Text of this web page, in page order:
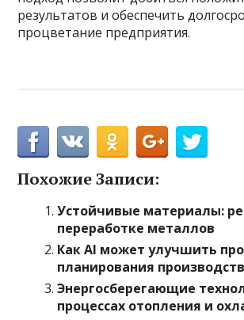
результатов и обеспечить
процветание предприятия.
Похожие Записи:
Устойчивые материалы:
переработке металлов
Как AI может улучшить
планирования
Энергосберегающие
процессах отопления и